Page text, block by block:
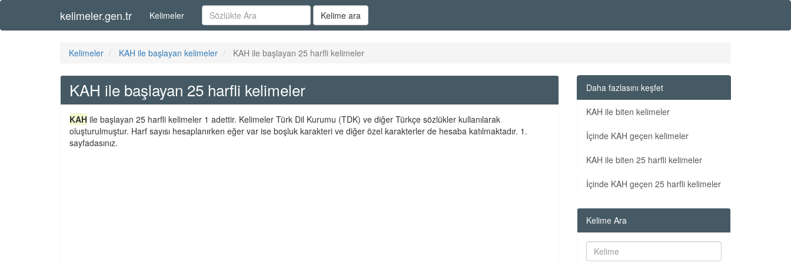
kelimeler.gen.tr Kelimeler Kelime ara
Kelimeler KAH ile başlayan kelimeler KAH ile başlayan 25 harfli kelimeler
KAH ile başlayan 25 harfli kelimeler
KAH ile başlayan 25 harfli kelimeler 1 adettir. Kelimeler Türk Dil Kurumu (TDK) ve diğer Türkçe sözlükler kullanılarak
oluşturulmuştur. Harf sayısı hesaplanırken eğer var ise boşluk karakteri ve diğer özel karakterler de hesaba katılmaktadır. 1.
sayfadasınız.
Daha fazlasını keşfet
KAH ile biten kelimeler
İçinde KAH geçen kelimeler
KAH ile biten 25 harfli kelimeler
İçinde KAH geçen 25 harfli kelimeler
Kelime Ara